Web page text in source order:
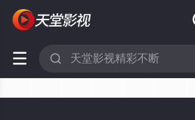
 